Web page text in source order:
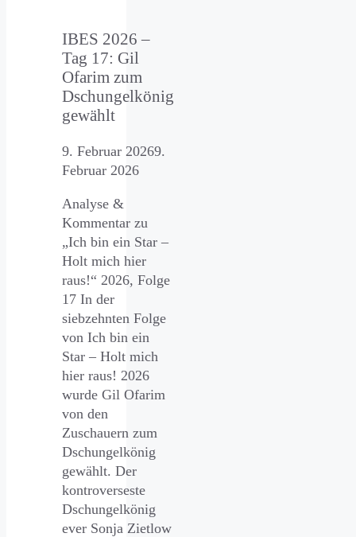
IBES 2026 –
Tag 17: Gil
Ofarim zum
Dschungelkönig
gewählt
9. Februar 20269.
Februar 2026
Analyse &
Kommentar zu
„Ich bin ein Star –
Holt mich hier
raus!“ 2026, Folge
17 In der
siebzehnten Folge
von Ich bin ein
Star – Holt mich
hier raus! 2026
wurde Gil Ofarim
von den
Zuschauern zum
Dschungelkönig
gewählt. Der
kontroverseste
Dschungelkönig
ever Sonja Zietlow